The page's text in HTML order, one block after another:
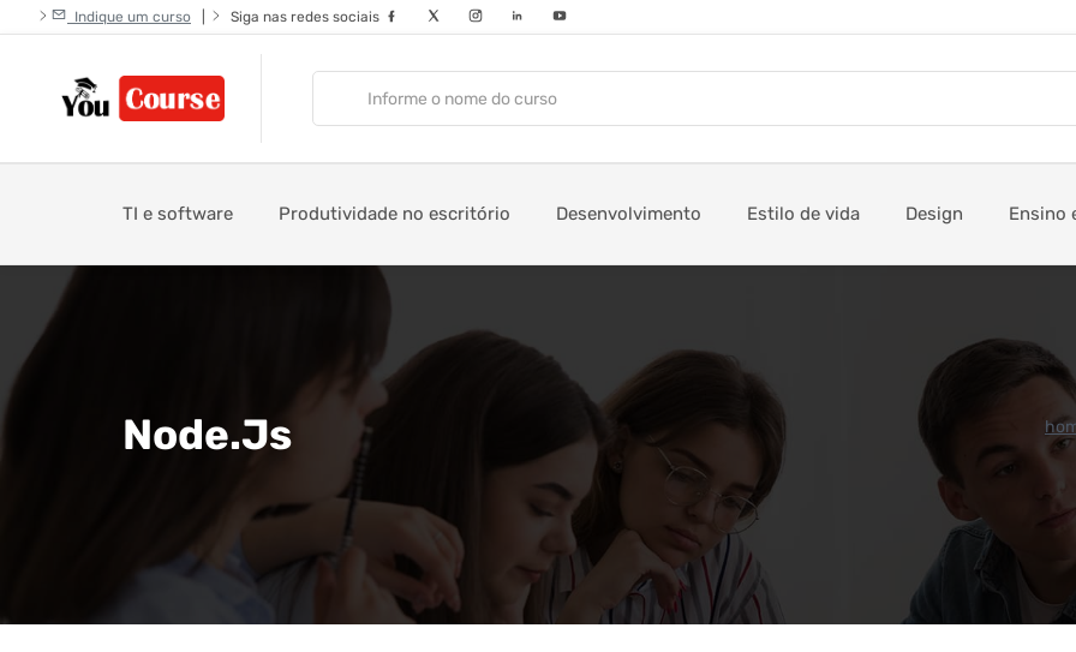
Indique um curso Siga nas redes sociais
TI e software Produtividade no escritório Desenvolvimento Estilo de vida Design Ensino
Node.Js